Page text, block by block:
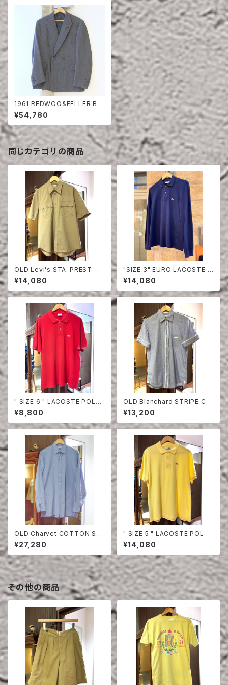
1961 REDWOO&FELLER BE
SPOKE WOOL DOUBLE BR
EASTED JACKET
¥54,780
同じカテゴリの商品
OLD Levi's STA-PREST HA
LF SLEEVE SHIRT
¥14,080
"SIZE 3" EURO LACOSTE P
OLO SHIRT LONG SLEEVE
¥14,080
" SIZE 6 " LACOSTE POLO
SHIRT RED
¥8,800
OLD Blanchard STRIPE CO
TTON HALF SLEEVE SHIRT
¥13,200
OLD Charvet COTTON SHI
RT
¥27,280
" SIZE 5 " LACOSTE POLO
SHIRT YELLOW
¥14,080
その他の商品